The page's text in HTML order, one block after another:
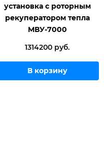
установка с роторным
рекуператором тепла
МВУ-7000
1314200 руб.
В корзину